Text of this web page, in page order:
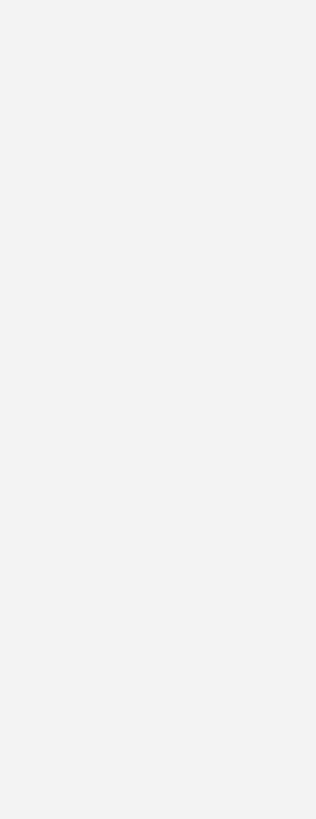
des Ab­dichtungsvorgangs im
nach LQS EWS
Bedingungen hin. So muss ein
mit der Überwachung
der Bauüberwachung mit der
abstimmen. Zudem ist ein
und eine automatische
Die Bohrfreigabe erfolgt erst,
und Nachweise vorliegen. Zudem
Wärme­trägermediums aus der
–3 °C betragen. Ferner muss künftig
des Wärmeträgermediums
Der Einbau von
Das Umweltministerium fordert
das Risikos eines weiteren
zu minimieren.
Übergangsfrist
Übergangsregelung nach dem
Ab 1. Januar 2013 sind die
und Überprüfungen gemäß
gemäß der Kehr-
nicht mehr an den Kehrbezirk
Schornsteinfegerbetrieb (mit